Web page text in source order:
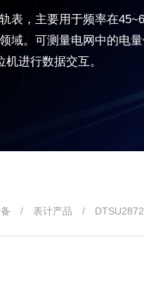
表，主要用于频率在
域。可测量电网中的电
进行数据交互。
/ 表计产品 / DTSU2872